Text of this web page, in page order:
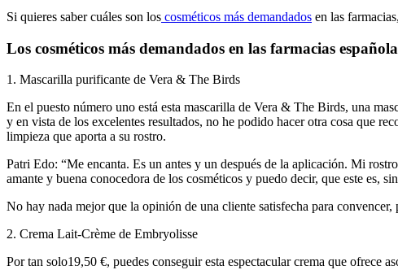
Si quieres saber cuáles son los cosméticos más demandados en las
Los cosméticos más demandados en las farmacias
1. Mascarilla purificante de Vera & The Birds
En el puesto número uno está esta mascarilla de Vera & The Birds, una
y en vista de los excelentes resultados, no he podido hacer otra cosa que
limpieza que aporta a su rostro.
Patri Edo: “Me encanta. Es un antes y un después de la aplicación. Mi
amante y buena conocedora de los cosméticos y puedo decir, que este es,
No hay nada mejor que la opinión de una cliente satisfecha para
2. Crema Lait-Crème de Embryolisse
Por tan solo19,50 €, puedes conseguir esta espectacular crema que ofrece